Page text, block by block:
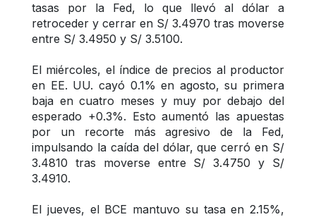
tasas por la Fed, lo que llevó al dólar a
retroceder y cerrar en S/ 3.4970 tras moverse
entre S/ 3.4950 y S/ 3.5100.
El miércoles, el índice de precios al productor
en EE. UU. cayó 0.1% en agosto, su primera
baja en cuatro meses y muy por debajo del
esperado +0.3%. Esto aumentó las apuestas
por un recorte más agresivo de la Fed,
impulsando la caída del dólar, que cerró en S/
3.4810 tras moverse entre S/ 3.4750 y S/
3.4910.
El jueves, el BCE mantuvo su tasa en 2.15%,